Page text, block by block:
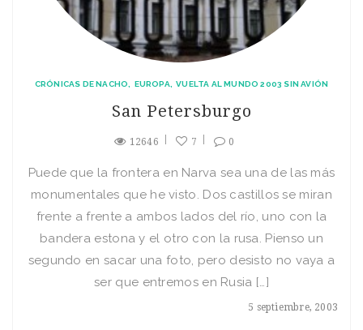
CRÓNICAS DE NACHO EUROPA VUELTA AL MUNDO 2003 SIN AVIÓN
San Petersburgo
12646 7 0
5 septiembre, 2003
Puede que la frontera en Narva sea una de las más
monumentales que he visto. Dos castillos se miran
frente a frente a ambos lados del rí­o, uno con la
bandera estona y el otro con la rusa. Pienso un
segundo en sacar una foto, pero desisto no vaya a
ser que entremos en Rusia […]